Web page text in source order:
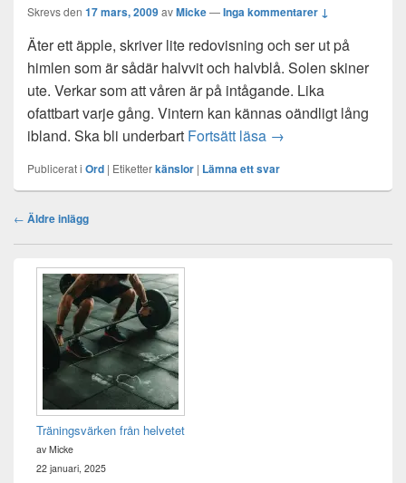
Skrevs den 17 mars, 2009avMicke—Inga kommentarer ↓
Äter ett äpple, skriver lite redovisning och ser ut på
himlen som är sådär halvvit och halvblå. Solen skiner
ute. Verkar som att våren är på intågande. Lika
ofattbart varje gång. Vintern kan kännas oändligt lång
ibland. Ska bli underbart Fortsätt läsa Vårkänslor
→
Publicerat i Ord | Etiketterkänslor | Lämna ett svar
Inläggsnavigering
← Äldre inlägg
Primära
sidofältet
Widget
område
Träningsvärken från helvetet
av Micke
22 januari, 2025